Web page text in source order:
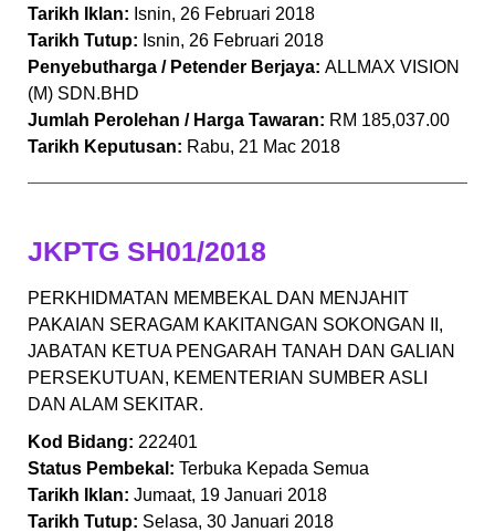
Tarikh Iklan: Isnin, 26 Februari 2018
Tarikh Tutup: Isnin, 26 Februari 2018
Penyebutharga / Petender Berjaya: ALLMAX VISION
(M) SDN.BHD
Jumlah Perolehan / Harga Tawaran: RM 185,037.00
Tarikh Keputusan: Rabu, 21 Mac 2018
JKPTG SH01/2018
PERKHIDMATAN MEMBEKAL DAN MENJAHIT
PAKAIAN SERAGAM KAKITANGAN SOKONGAN II,
JABATAN KETUA PENGARAH TANAH DAN GALIAN
PERSEKUTUAN, KEMENTERIAN SUMBER ASLI
DAN ALAM SEKITAR.
Kod Bidang: 222401
Status Pembekal: Terbuka Kepada Semua
Tarikh Iklan: Jumaat, 19 Januari 2018
Tarikh Tutup: Selasa, 30 Januari 2018